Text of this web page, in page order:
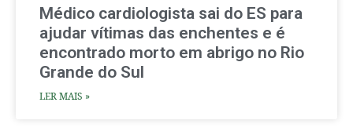
Médico cardiologista sai do ES para
ajudar vítimas das enchentes e é
encontrado morto em abrigo no Rio
Grande do Sul
LER MAIS »